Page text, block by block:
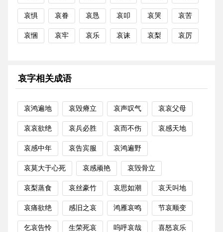
哀惧 哀眷 哀恳 哀叩 哀哭 哀苦
哀悃 哀牢 哀乐 哀诔 哀梨 哀厉
哀字相关成语
哀鸿遍地 哀毁瘠立 哀声叹气 哀哀父母
哀哀欲绝 哀兵必胜 哀而不伤 哀感天地
哀感中年 哀告宾服 哀鸿遍野
哀莫大于心死 哀感顽艳 哀毁骨立
哀梨蒸食 哀丝豪竹 哀思如潮 哀天叫地
哀痛欲绝 感旧之哀 鸿雁哀鸣 节哀顺变
乞哀告怜 生荣死哀 呜呼哀哉 喜怒哀乐